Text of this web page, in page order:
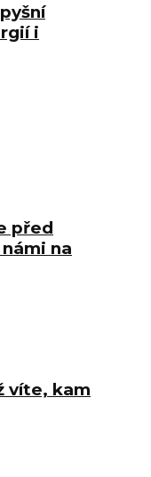
i
před
na
víte, kam